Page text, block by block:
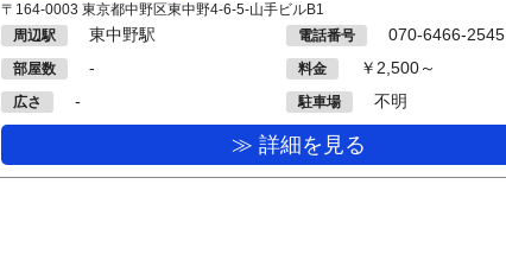
〒164-0003 東京都中野区東中野4-6-5-山手ビルB1
周辺駅
東中野駅 電話番号 070-6466-2545
部屋数 - 料金 ￥2,500～
広さ - 駐車場 不明
≫ 詳細を見る